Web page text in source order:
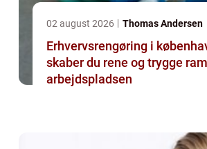
02 august 2026 Thomas Andersen
Erhvervsrengøring i københavn
skaber du rene og trygge
arbejdspladsen